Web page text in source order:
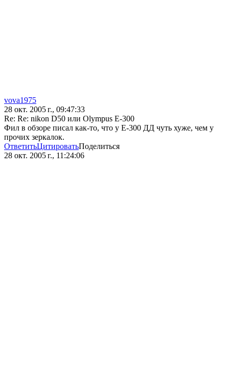
vova1975
28 окт. 2005 г., 09:47:33
Re: Re: nikon D50 или Olympus E-300
Фил в обзоре писал как-то, что у Е-300 ДД чуть хуже, чем у
прочих зеркалок.
ОтветитьЦитироватьПоделиться
28 окт. 2005 г., 11:24:06